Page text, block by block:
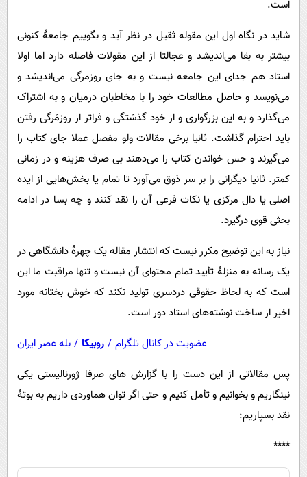
بین الملل
اجتماعی
حیات وحش
است.
شاید در نگاه اول این مقوله ثقیل در نظر آید و بگوییم جامعۀ کنونی
بیشتر به بقا می‌اندیشد و عجالتا از این مقولات فاصله دارد اما اولا
استاد هم جدای این جامعه نیست و به جای روزمرگی می‌اندیشد و
می‌نویسد و حاصل مطالعات خود را با مخاطبان درمیان و به اشتراک
می‌گذارد و به این بزرگواری و از خود گذشتگی و فراتر از روزمّرگی رفتن
باید احترام گذاشت. ثانیا برخی مقالات ولو مفصل عملا جای کتاب را
می‌گیرند و حس خواندن کتاب را می‌دهند بی صرف هزینه و در زمانی
کمتر. ثانیا دیگرانی را بر سر ذوق می‌آورد تا تمام یا بخش‌هایی از ایده
اصلی یا دال مرکزی یا نکات فرعی آن را نقد کنند و چه بسا در ادامه
بحثی قوی درگیرد.
نیاز به این توضیح مکرر نیست که انتشار مقاله یک چهرۀ دانشگاهی در
یک رسانه به منزلۀ تأیید تمام محتوای آن نیست و تنها مراقبت ما این
است که به لحاظ حقوقی دردسری تولید نکند که خوش بختانه مورد
اخیر از ساحَت نوشته‌های استاد دور است.
عضویت در کانال تلگرام / روبیکا / بله عصر ایران
پس مقالاتی از این دست را با گزارش های صرفا ژورنالیستی یکی
نینگاریم و بخوانیم و تأمل کنیم و حتی اگر توان هماوردی داریم به بوتۀ
نقد بسپاریم:
****